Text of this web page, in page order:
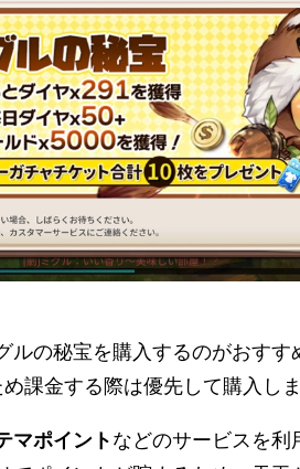
ルの秘宝を購入するのがおすす
課金する際は優先して購入しま
マポイント などのサービスを利